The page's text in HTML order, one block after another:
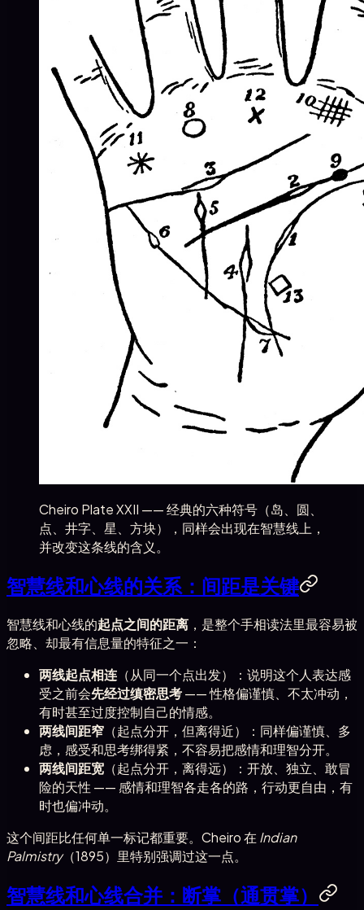
Cheiro Plate XXII —— 经典的六种符号（岛、圆、
点、井字、星、方块），同样会出现在智慧线上，
并改变这条线的含义。
智慧线和心线的关系：间距是关键
智慧线和心线的起点之间的距离 ，是整个手相读法里最容易被
忽略、却最有信息量的特征之一：
两线起点相连 （从同一个点出发）：说明这个人表达感
受之前会先经过缜密思考—— 性格偏谨慎、不太冲动，
有时甚至过度控制自己的情感。
两线间距窄 （起点分开，但离得近）：同样偏谨慎、多
虑，感受和思考绑得紧，不容易把感情和理智分开。
两线间距宽 （起点分开，离得远）：开放、独立、敢冒
险的天性 —— 感情和理智各走各的路，行动更自由，有
时也偏冲动。
这个间距比任何单一标记都重要。Cheiro 在 Indian
Palmistry（1895）里特别强调过这一点。
智慧线和心线合并：断掌（通贯掌）